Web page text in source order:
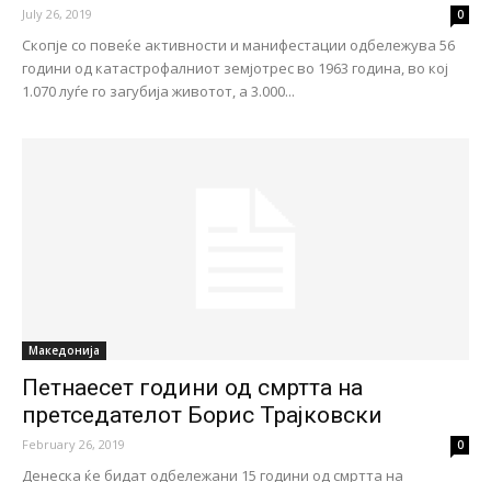
July 26, 2019 0
Скопје со повеќе активности и манифестации одбележува 56
години од катастрофалниот земјотрес во 1963 година, во кој
1.070 луѓе го загубија животот, а 3.000...
Македонија
Петнаесет години од смртта на
претседателот Борис Трајковски
February 26, 2019 0
Денеска ќе бидат одбележани 15 години од смртта на